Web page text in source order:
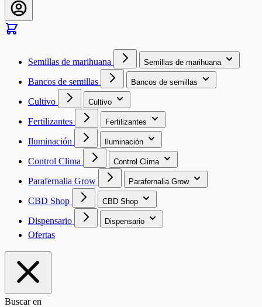
Semillas de marihuana Semillas de marihuana
Bancos de semillas Bancos de semillas
Cultivo Cultivo
Fertilizantes Fertilizantes
Iluminación Iluminación
Control Clima Control Clima
Parafernalia Grow Parafernalia Grow
CBD Shop CBD Shop
Dispensario Dispensario
Ofertas
Buscar en